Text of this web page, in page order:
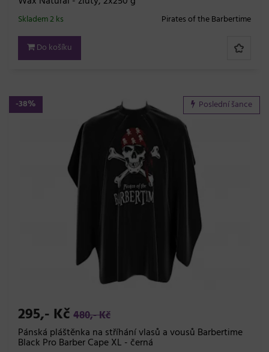
Pirates of the Barbertime
Skladem 2 ks
Do košíku
-38% Poslední šance
295,- Kč 480,- Kč
Pánská pláštěnka na stříhání vlasů a vousů Barbertime
Black Pro Barber Cape XL - černá